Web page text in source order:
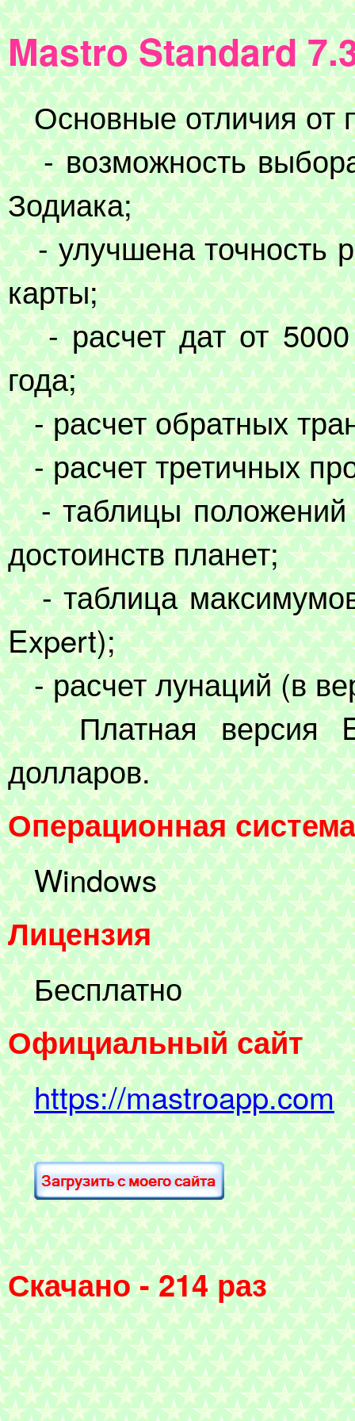
Mastro Standard
Основные отличия от
- возможность выбора
Зодиака;
- улучшена точность
карты;
- расчет дат от 5000
года;
- расчет обратных
- расчет третичных
- таблицы положений
достоинств планет;
- таблица максимумов
Expert);
- расчет лунаций (в
Платная версия
долларов.
Операционная система
Windows
Лицензия
Бесплатно
Официальный сайт
https://mastroapp.com
Скачано - 214 раз